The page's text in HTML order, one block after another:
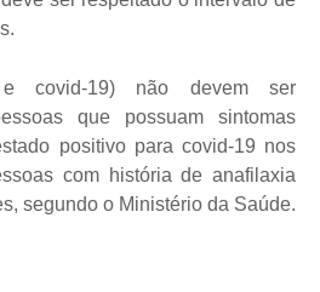
covid-19) não devem ser
que possuam sintomas
positivo para covid-19 nos
com história de anafilaxia
segundo o Ministério da Saúde.